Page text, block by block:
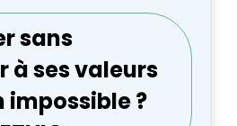
sans
à ses valeurs
impossible ?